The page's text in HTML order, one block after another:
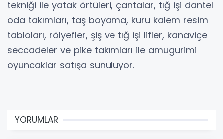
tekniği ile yatak örtüleri, çantalar, tığ işi dantel
oda takımları, taş boyama, kuru kalem resim
tabloları, rölyefler, şiş ve tığ işi lifler, kanaviçe
seccadeler ve pike takımları ile amugurimi
oyuncaklar satışa sunuluyor.
YORUMLAR